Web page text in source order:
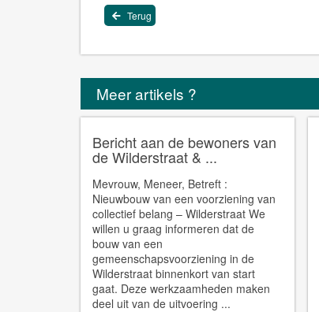
Terug
Meer artikels ?
Bericht aan de bewoners van
de Wilderstraat & ...
Mevrouw, Meneer, Betreft :
Nieuwbouw van een voorziening van
collectief belang – Wilderstraat We
willen u graag informeren dat de
bouw van een
gemeenschapsvoorziening in de
Wilderstraat binnenkort van start
gaat. Deze werkzaamheden maken
deel uit van de uitvoering ...